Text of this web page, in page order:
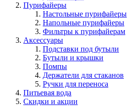
Пурифайеры
Настольные пурифайеры
Напольные пурифайеры
Фильтры к пурифайерам
Аксессуары
Подставки под бутыли
Бутыли и крышки
Помпы
Держатели для стаканов
Ручки для переноса
Питьевая вода
Скидки и акции